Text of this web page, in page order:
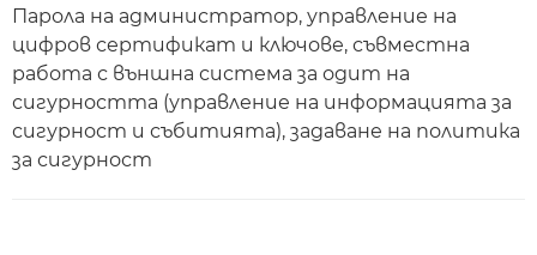
Парола на администратор, управление на
цифров сертификат и ключове, съвместна
работа с външна система за одит на
сигурността (управление на информацията за
сигурност и събитията), задаване на политика
за сигурност